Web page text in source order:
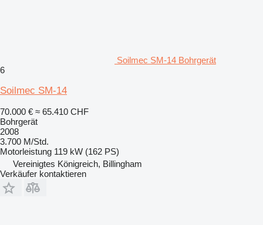
Soilmec SM-14 Bohrgerät
6
Soilmec SM-14
70.000 € ≈ 65.410 CHF
Bohrgerät
2008
3.700 M/Std.
Motorleistung 119 kW (162 PS)
Vereinigtes Königreich, Billingham
Verkäufer kontaktieren